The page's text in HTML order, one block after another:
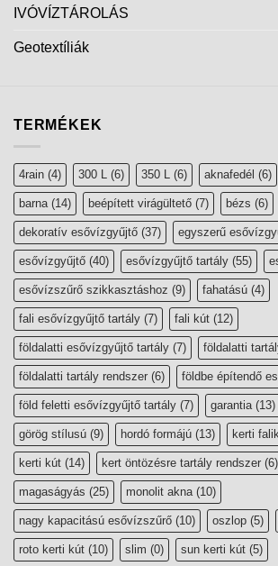
IVÓVÍZTÁROLÁS
Geotextíliák
TERMÉKEK
4rain (4) 300 L (6) 350 L (6) aknafedél (6)
barna(14) beépített virágültető (7) bézs (6)
dekoratív esővízgyűjtő (37) egyszerű
esővízgyűjtő (40) esővízgyűjtő tartály (55)
esővízszűrő szikkasztáshoz (9) fahatású (4)
fali esővízgyűjtő tartály (7) fali kút (12)
földalatti esővízgyűjtő tartály (7) földalatti
földalatti tartály rendszer (6) földbe építendő
föld feletti esővízgyűjtő tartály (7) garantia(13)
görög stílusú (9) hordó formájú (13) kerti
kerti kút (14) kert öntözésre tartály rendszer (6)
magaságyás (25) monolit akna(10)
nagy kapacitású esővízszűrő (10) oszlop (5)
roto kerti kút (10) slim (0) sun kerti kút (5)